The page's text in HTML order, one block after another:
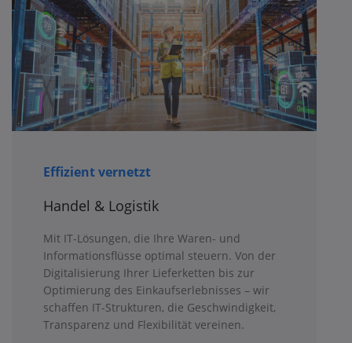
Effizient vernetzt
Handel & Logistik
Mit IT-Lösungen, die Ihre Waren- und
Informationsflüsse optimal steuern. Von der
Digitalisierung Ihrer Lieferketten bis zur
Optimierung des Einkaufserlebnisses – wir
schaffen IT-Strukturen, die Geschwindigkeit,
Transparenz und Flexibilität vereinen.